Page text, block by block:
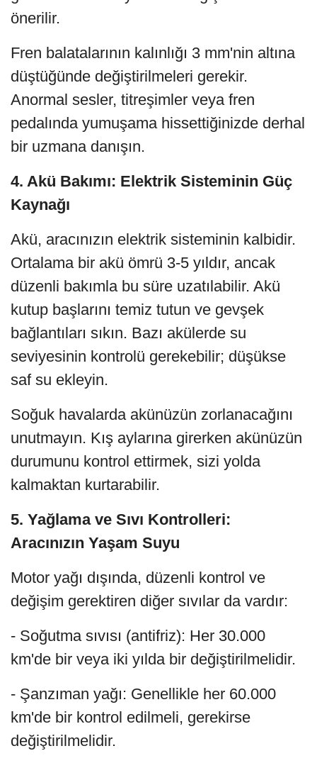
önerilir.
Fren balatalarının kalınlığı 3 mm'nin altına
düştüğünde değiştirilmeleri gerekir.
Anormal sesler, titreşimler veya fren
pedalında yumuşama hissettiğinizde derhal
bir uzmana danışın.
4. Akü Bakımı: Elektrik Sisteminin Güç
Kaynağı
Akü, aracınızın elektrik sisteminin kalbidir.
Ortalama bir akü ömrü 3-5 yıldır, ancak
düzenli bakımla bu süre uzatılabilir. Akü
kutup başlarını temiz tutun ve gevşek
bağlantıları sıkın. Bazı akülerde su
seviyesinin kontrolü gerekebilir; düşükse
saf su ekleyin.
Soğuk havalarda akünüzün zorlanacağını
unutmayın. Kış aylarına girerken akünüzün
durumunu kontrol ettirmek, sizi yolda
kalmaktan kurtarabilir.
5. Yağlama ve Sıvı Kontrolleri:
Aracınızın Yaşam Suyu
Motor yağı dışında, düzenli kontrol ve
değişim gerektiren diğer sıvılar da vardır:
- Soğutma sıvısı (antifriz): Her 30.000
km'de bir veya iki yılda bir değiştirilmelidir.
- Şanzıman yağı: Genellikle her 60.000
km'de bir kontrol edilmeli, gerekirse
değiştirilmelidir.